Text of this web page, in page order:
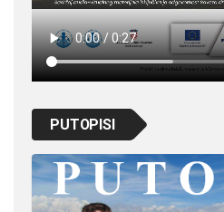
PUTOPISI